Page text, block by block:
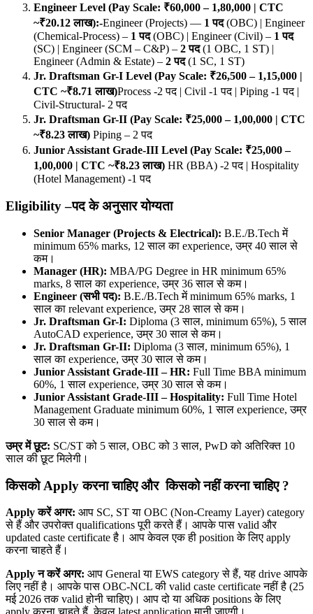
Engineer Level (Pay Scale: ₹60,000 – 1,80,000 | CTC
~₹20.12लाख):-Engineer (Projects) — 1पद(OBC) | Engineer
(Chemical-Process) – 1पद(OBC) | Engineer (Civil) – 1पद
(SC) | Engineer (SCM – C&P) – 2पद(1 OBC, 1 ST) |
Engineer (Admin & Estate) – 2पद(1 SC, 1 ST)
Jr. Draftsman Gr-I Level (Pay Scale: ₹26,500 – 1,15,000 |
CTC ~₹8.71लाख)Process -2 पद | Civil -1 पद | Piping -1 पद |
Civil-Structural- 2 पद
Jr. Draftsman Gr-II (Pay Scale: ₹25,000 – 1,00,000 | CTC
~₹8.23लाख) Piping – 2 पद
Junior Assistant Grade-III Level (Pay Scale: ₹25,000 –
1,00,000 | CTC ~₹8.23लाख) HR (BBA) -2 पद | Hospitality
(Hotel Management) -1 पद
Eligibility –पद के अनुसार योग्यता
Senior Manager (Projects & Electrical): B.E./B.Tech में
minimum 65% marks, 12 साल का experience, उम्र 40 साल से
कम।
Manager (HR): MBA/PG Degree in HR minimum 65%
marks, 8 साल का experience, उम्र 36 साल से कम।
Engineer (सभी पद): B.E./B.Tech में minimum 65% marks, 1
साल का relevant experience, उम्र 28 साल से कम।
Jr. Draftsman Gr-I: Diploma (3 साल, minimum 65%), 5 साल
AutoCAD experience, उम्र 30 साल से कम।
Jr. Draftsman Gr-II: Diploma (3 साल, minimum 65%), 1
साल का experience, उम्र 30 साल से कम।
Junior Assistant Grade-III – HR: Full Time BBA minimum
60%, 1 साल experience, उम्र 30 साल से कम।
Junior Assistant Grade-III – Hospitality: Full Time Hotel
Management Graduate minimum 60%, 1 साल experience, उम्र
30 साल से कम।
उम्र में छूट: SC/ST को 5 साल, OBC को 3 साल, PwD को अतिरिक्त 10
साल की छूट मिलेगी।
किसको Applyकरना चाहिए और किसको नहीं करना चाहिए ?
Applyकरें अगर: आप SC, ST या OBC (Non-Creamy Layer) category
से हैं और उपरोक्त qualifications पूरी करते हैं। आपके पास valid और
updated caste certificate है। आप केवल एक ही position के लिए apply
करना चाहते हैं।
Applyन करें अगर: आप General या EWS category से हैं, यह drive आपके
लिए नहीं है। आपके पास OBC-NCL की valid caste certificate नहीं है (25
मई 2026 तक valid होनी चाहिए)। आप दो या अधिक positions के लिए